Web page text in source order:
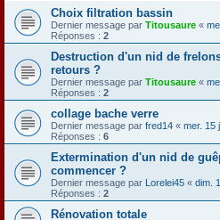
Choix filtration bassin
Dernier message par Titousaure «
Réponses : 2
Destruction d'un nid de
retours ?
Dernier message par Titousaure «
Réponses : 2
collage bache verre
Dernier message par fred14 « mer. 15
Réponses : 6
Extermination d'un nid de
commencer ?
Dernier message par Lorelei45 « dim.
Réponses : 2
Rénovation totale